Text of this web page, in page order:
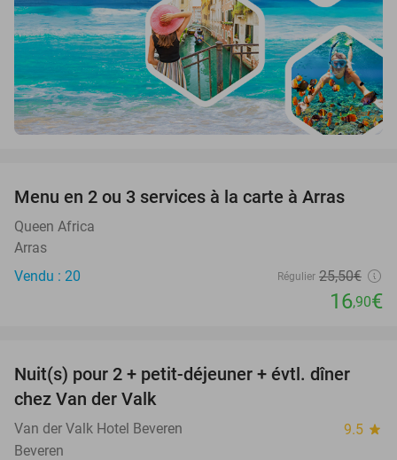
34%
Menu en 2 ou 3 services à la carte à Arras
Queen Africa
Arras
Vendu : 20
Régulier 25,50€
16,90€
51%
Nuit(s) pour 2 + petit-déjeuner + évtl. dîner
chez Van der Valk
Van der Valk Hotel Beveren 9.5 star
Beveren